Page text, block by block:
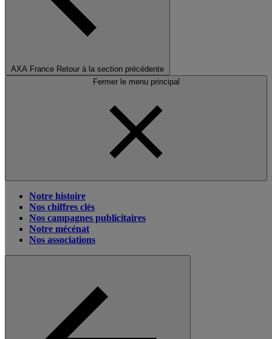
AXA France Retour à la section précédente
Fermer le menu principal
Notre histoire
Nos chiffres clés
Nos campagnes publicitaires
Notre mécénat
Nos associations